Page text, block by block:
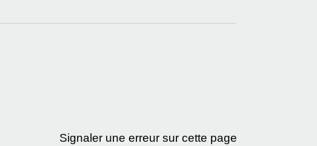
Signaler une erreur sur cette page